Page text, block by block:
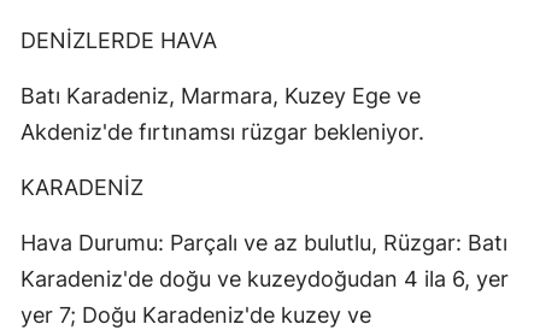
DENİZLERDE HAVA
Batı Karadeniz, Marmara, Kuzey Ege ve
Akdeniz'de fırtınamsı rüzgar bekleniyor.
KARADENİZ
Hava Durumu: Parçalı ve az bulutlu, Rüzgar: Batı
Karadeniz'de doğu ve kuzeydoğudan 4 ila 6, yer
yer 7; Doğu Karadeniz'de kuzey ve